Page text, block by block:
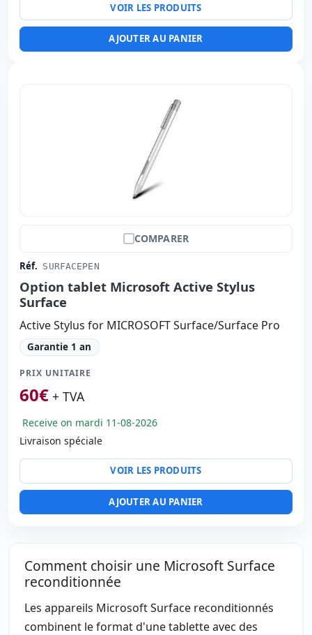
VOIR LES PRODUITS
AJOUTER AU PANIER
COMPARER
Réf. SURFACEPEN
Option tablet Microsoft Active Stylus
Surface
Active Stylus for MICROSOFT Surface/Surface Pro
Garantie 1 an
PRIX UNITAIRE
60€ + TVA
Receive on mardi 11-08-2026
Livraison spéciale
VOIR LES PRODUITS
AJOUTER AU PANIER
Comment choisir une Microsoft Surface
reconditionnée
Les appareils Microsoft Surface reconditionnés
combinent le format d'une tablette avec des